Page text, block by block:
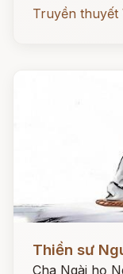
Truyền thuyết
Đọc ngay
Thiền sư
Cha Ngài họ